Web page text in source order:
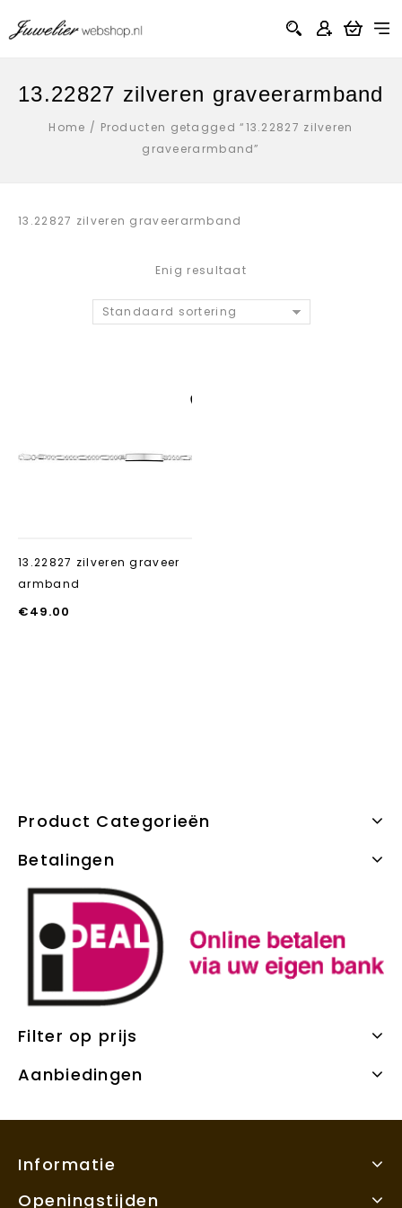
13.22827 zilveren graveerarmband
Home / Producten getagged “13.22827 zilveren
graveerarmband”
13.22827 zilveren graveerarmband
Enig resultaat
Standaard sortering
13.22827 zilveren graveer
armband
€49.00
Product Categorieën
Betalingen
Filter op prijs
Aanbiedingen
Informatie
Openingstijden